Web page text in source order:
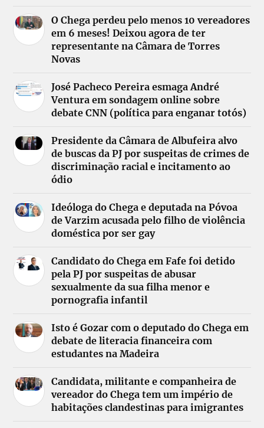
O Chega perdeu pelo menos 10 vereadores
em 6 meses! Deixou agora de ter
representante na Câmara de Torres
Novas
José Pacheco Pereira esmaga André
Ventura em sondagem online sobre
debate CNN (política para enganar totós)
Presidente da Câmara de Albufeira alvo
de buscas da PJ por suspeitas de crimes de
discriminação racial e incitamento ao
ódio
Ideóloga do Chega e deputada na Póvoa
de Varzim acusada pelo filho de violência
doméstica por ser gay
Candidato do Chega em Fafe foi detido
pela PJ por suspeitas de abusar
sexualmente da sua filha menor e
pornografia infantil
Isto é Gozar com o deputado do Chega em
debate de literacia financeira com
estudantes na Madeira
Candidata, militante e companheira de
vereador do Chega tem um império de
habitações clandestinas para imigrantes